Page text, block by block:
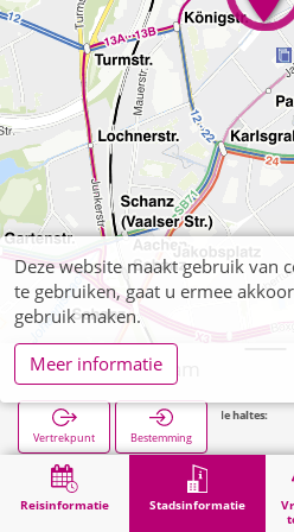
Reisinformatie Stadsinformatie
Aachen, Mogam
Vertrekpunt Bestemming
Volgende haltes:
Stadsinformatie Opleiding
Deze website maakt gebruik van
te gebruiken, gaat u ermee
gebruik maken.
Meer informatie